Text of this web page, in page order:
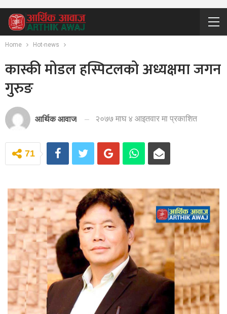
Home Hot-news
कास्की मोडल हस्पिटलको अध्यक्षमा जगन
गुरुङ
आर्थिक आवाज २०७७ माघ ४ आइतवार मा प्रकाशित
71